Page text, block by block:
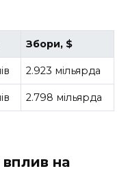
Збори, $
2.923 мільярда
2.798 мільярда
вплив на